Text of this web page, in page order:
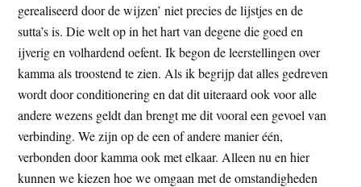
gerealiseerd door de wijzen’ niet precies de lijstjes en de
sutta’s is. Die welt op in het hart van degene die goed en
ijverig en volhardend oefent. Ik begon de leerstellingen over
kamma als troostend te zien. Als ik begrijp dat alles gedreven
wordt door conditionering en dat dit uiteraard ook voor alle
andere wezens geldt dan brengt me dit vooral een gevoel van
verbinding. We zijn op de een of andere manier één,
verbonden door kamma ook met elkaar. Alleen nu en hier
kunnen we kiezen hoe we omgaan met de omstandigheden